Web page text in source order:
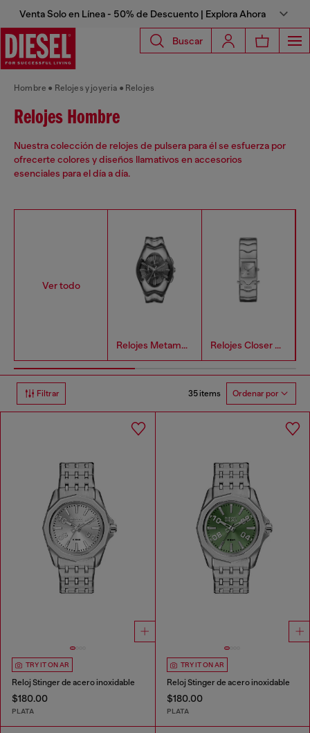
Venta Solo en Línea - 50% de Descuento | Explora Ahora
Buscar
Hombre Relojes y joyeria Relojes
Relojes Hombre
Nuestra colección de relojes de pulsera para él se esfuerza por
ofrecerte colores y diseños llamativos en accesorios
esenciales para el día a día.
Ver todo
Relojes Metamorph Hombre Relojes Closer Hombre
Filtrar 35 items Ordenar por
TRY IT ON AR
Reloj Stinger de acero inoxidable
$180.00
PLATA
TRY IT ON AR
Reloj Stinger de acero inoxidable
$180.00
PLATA